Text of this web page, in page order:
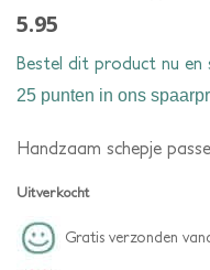
5.95
Bestel dit product nu en
25 punten in ons
Handzaam schepje
Uitverkocht
Gratis verzonden